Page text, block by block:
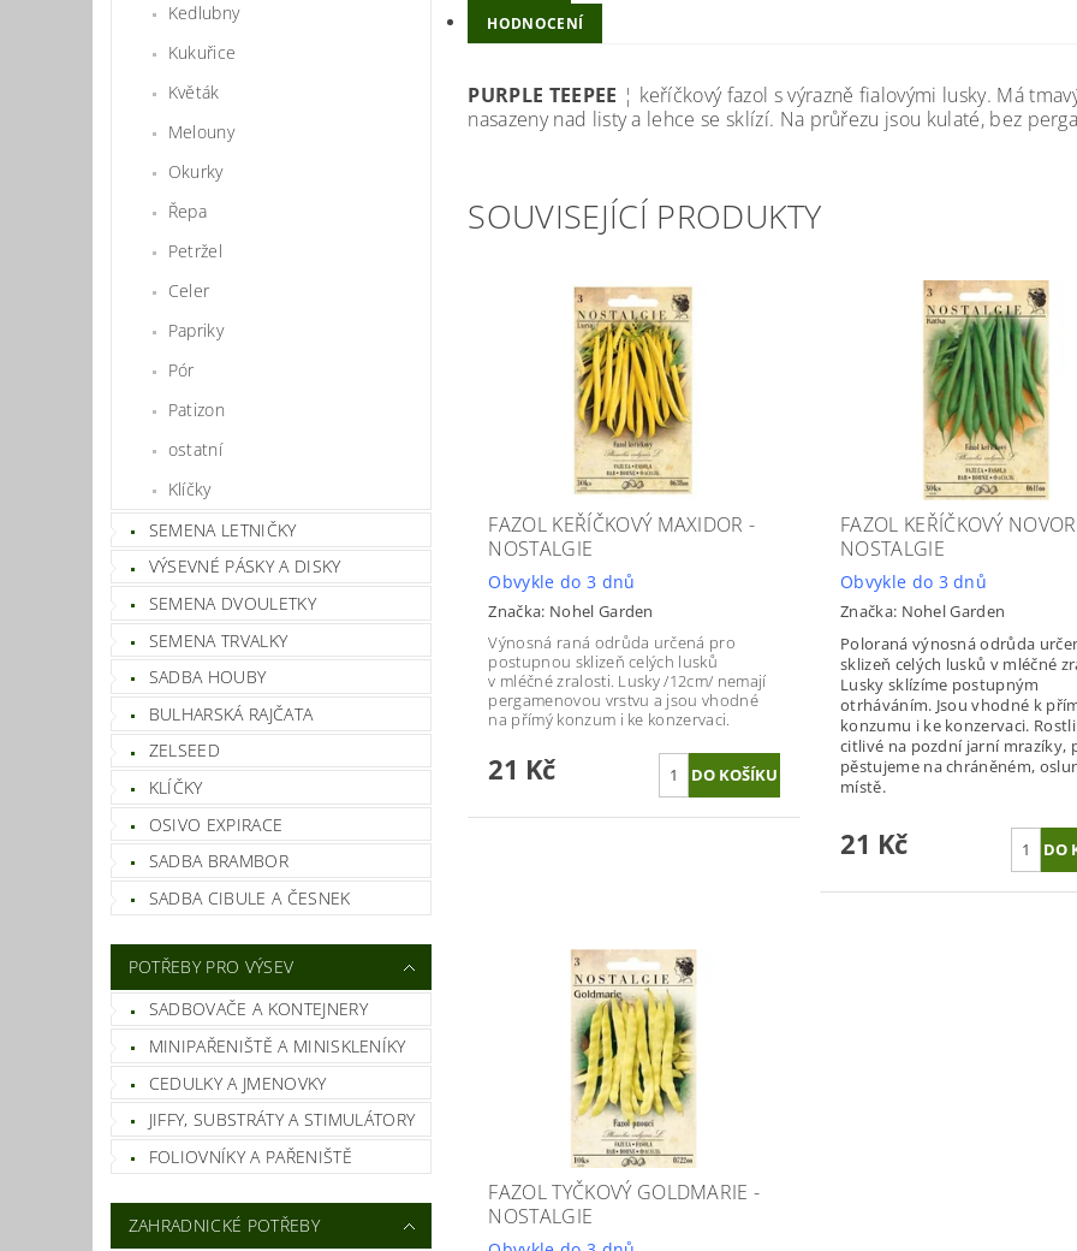
Kedlubny
Kukuřice
Květák
Melouny
Okurky
Řepa
Petržel
Celer
Papriky
Pór
Patizon
ostatní
Klíčky
SEMENA LETNIČKY
VÝSEVNÉ PÁSKY A DISKY
SEMENA DVOULETKY
SEMENA TRVALKY
SADBA HOUBY
BULHARSKÁ RAJČATA
ZELSEED
KLÍČKY
OSIVO EXPIRACE
SADBA BRAMBOR
SADBA CIBULE A ČESNEK
POTŘEBY PRO VÝSEV
SADBOVAČE A KONTEJNERY
MINIPAŘENIŠTĚ A MINISKLENÍKY
CEDULKY A JMENOVKY
JIFFY, SUBSTRÁTY A STIMULÁTORY
FOLIOVNÍKY A PAŘENIŠTĚ
ZAHRADNICKÉ POTŘEBY
HODNOCENÍ
PURPLE TEEPEE ¦ keříčkový fazol s výrazně fialovými lusky. Má
nasazeny nad listy a lehce se sklízí. Na průřezu jsou kulaté, bez
SOUVISEJÍCÍ PRODUKTY
FAZOL KEŘÍČKOVÝ MAXIDOR -
NOSTALGIE
Obvykle do 3 dnů
Značka: Nohel Garden
Výnosná raná odrůda určená pro
postupnou sklizeň celých lusků
v mléčné zralosti. Lusky /12cm/ nemají
pergamenovou vrstvu a jsou vhodné
na přímý konzum i ke konzervaci.
21 Kč
FAZOL KEŘÍČKOVÝ
NOSTALGIE
Obvykle do 3 dnů
Značka: Nohel Garden
Poloraná výnosná odrůda
sklizeň celých lusků v mléčné
Lusky sklízíme postupným
otrháváním. Jsou vhodné k
konzumu i ke konzervaci.
citlivé na pozdní jarní mrazíky,
pěstujeme na chráněném,
místě.
21 Kč
FAZOL TYČKOVÝ GOLDMARIE -
NOSTALGIE